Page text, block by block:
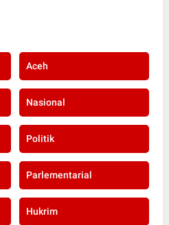
Aceh
Nasional
Politik
Parlementarial
Hukrim